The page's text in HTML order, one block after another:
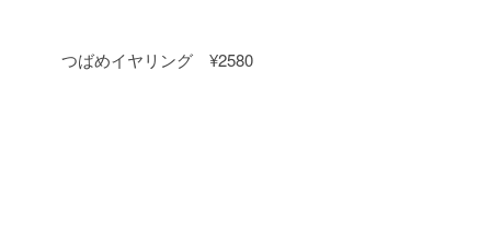
つばめイヤリング ¥2580